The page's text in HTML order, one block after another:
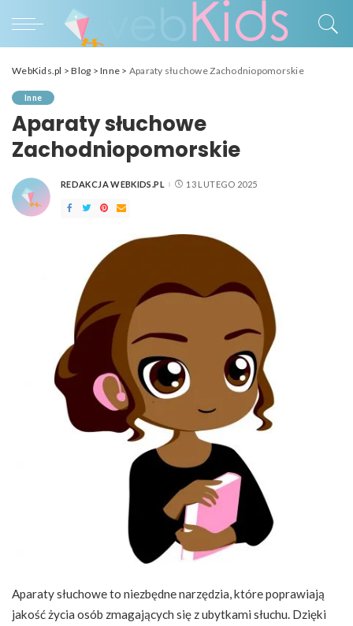
WebKids.pl >Blog >Inne > Aparaty słuchowe Zachodniopomorskie
Inne
Aparaty słuchowe
Zachodniopomorskie
POSTED
REDAKCJA WEBKIDS.PL 13 LUTEGO 2025
Aparaty słuchowe to niezbędne narzędzia, które poprawiają
jakość życia osób zmagających się z ubytkami słuchu. Dzięki